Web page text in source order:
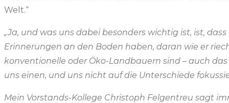
Welt.“
„Ja, und was uns dabei besonders wichtig ist, ist,
Erinnerungen an den Boden haben, daran wie er
konventionelle oder Öko-Landbauern sind – auch
uns einen, und uns nicht auf die Unterschiede
Mein Vorstands-Kollege Christoph Felgentreu sagt